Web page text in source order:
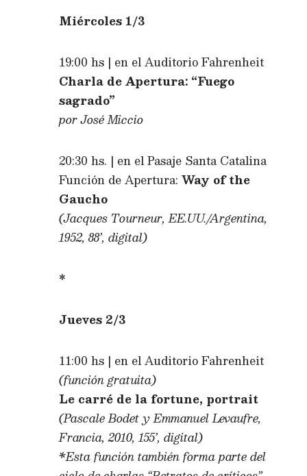
Miércoles 1/3
19:00 hs | en el Auditorio Fahrenheit
Charla de Apertura: “Fuego
sagrado”
por José Miccio
20:30 hs. | en el Pasaje Santa Catalina
Función de Apertura:Way of the
Gaucho
(Jacques Tourneur, EE.UU./Argentina,
1952, 88’, digital)
*
Jueves 2/3
11:00 hs | en el Auditorio Fahrenheit
(función gratuita)
Le carré de la fortune, portrait
(Pascale Bodet y Emmanuel Levaufre,
Francia, 2010, 155’, digital)
*Esta función también forma parte del